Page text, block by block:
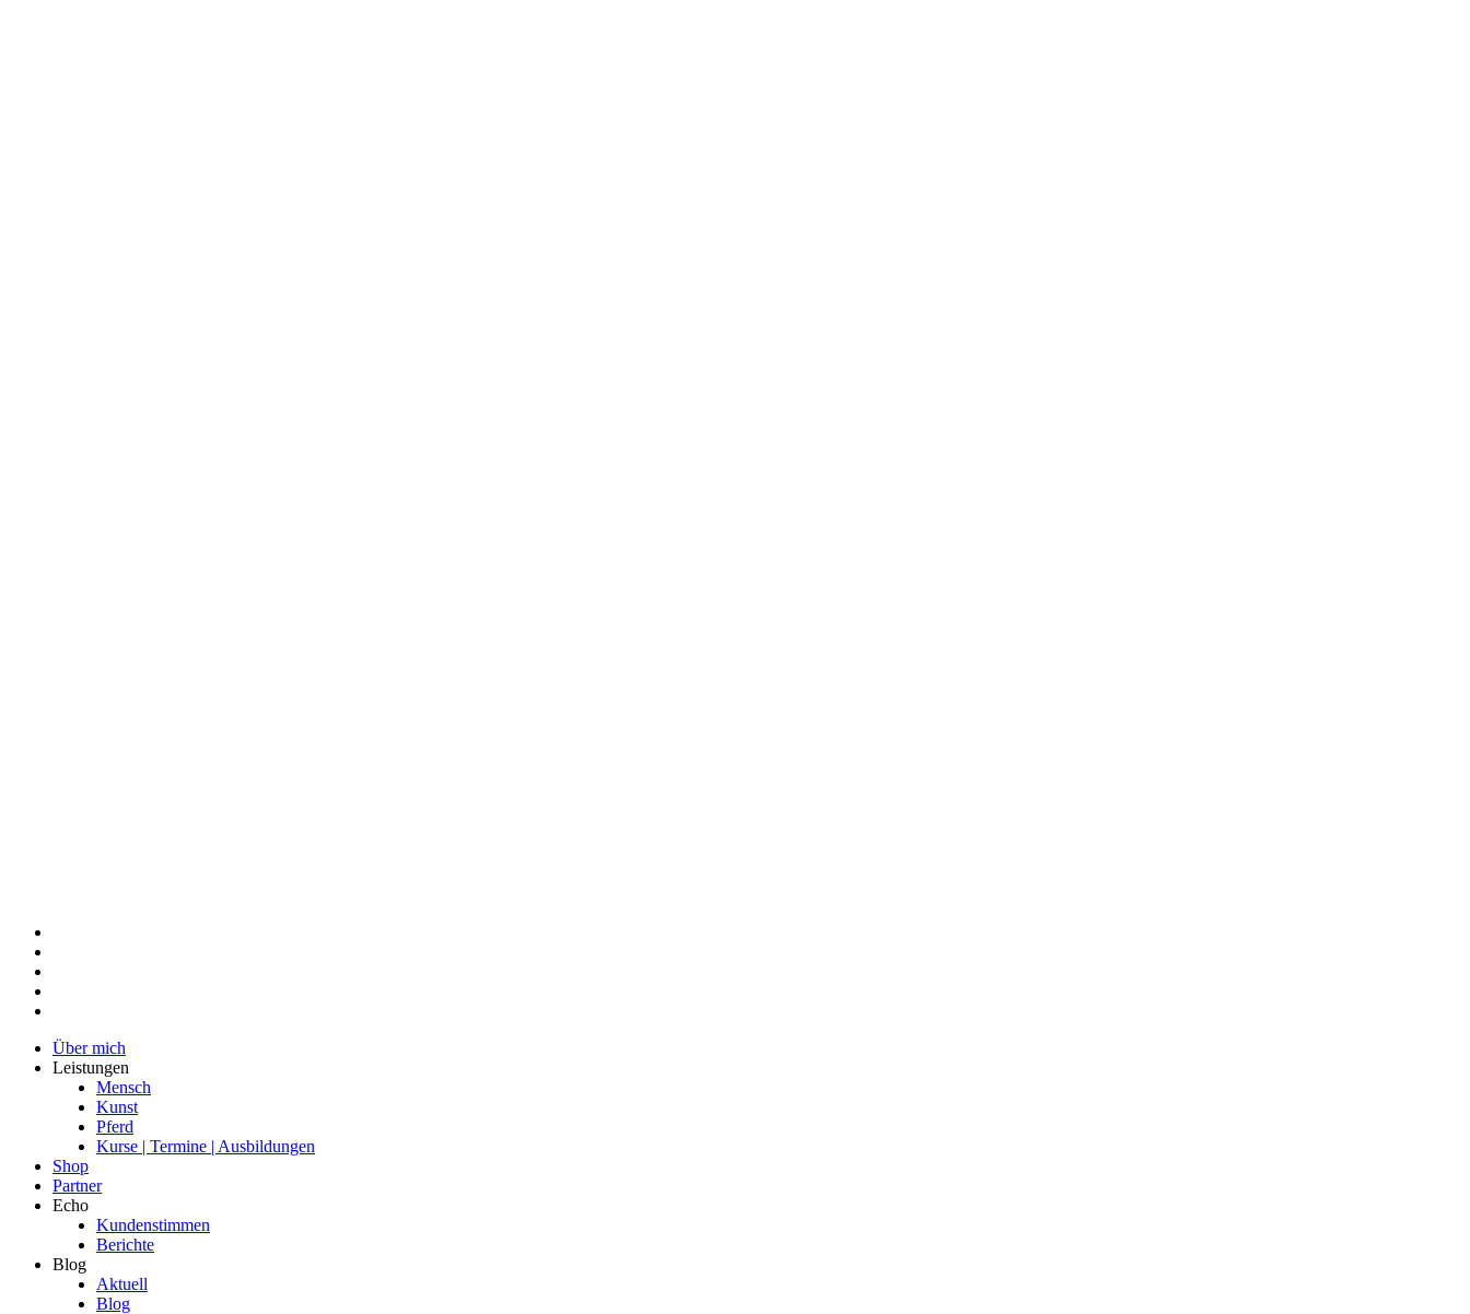
Über mich
Leistungen
Mensch
Kunst
Pferd
Kurse | Termine | Ausbildungen
Shop
Partner
Echo
Kundenstimmen
Berichte
Blog
Aktuell
Blog